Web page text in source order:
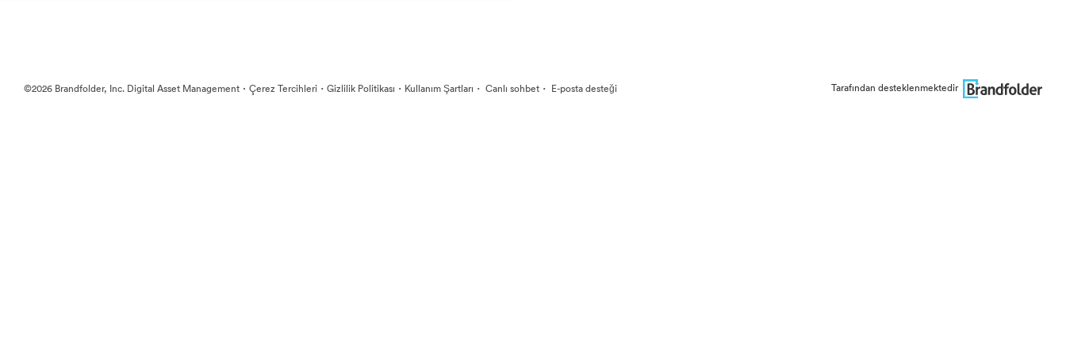
©2026 Brandfolder, Inc. Digital Asset Management · Çerez Tercihleri · Gizlilik Politikası · Kullanım Şartları · Canlı sohbet · E-posta desteği Tarafından desteklenmektedir